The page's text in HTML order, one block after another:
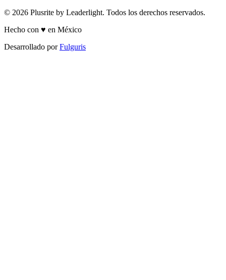
© 2026 Plusrite by Leaderlight. Todos los derechos reservados.
Hecho con ♥ en México
Desarrollado porFulguris